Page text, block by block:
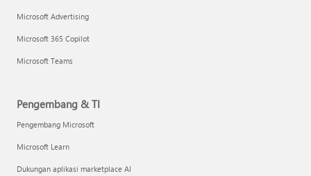
Microsoft Advertising
Microsoft 365 Copilot
Microsoft Teams
Pengembang & TI
Pengembang Microsoft
Microsoft Learn
Dukungan aplikasi marketplace AI